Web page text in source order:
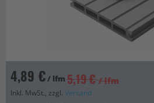
4,89 €/ lfm 5,19 € / lfm
Inkl. MwSt., zzgl. Versand